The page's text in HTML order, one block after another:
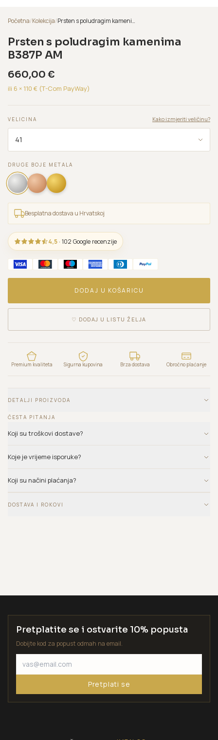
Početna/Kolekcija/ Prsten s poludragim kamenima B387P AM
Prsten s poludragim kamenima
B387P AM
660,00 €
ili 6 × 110 € (T-Com PayWay)
VELICINA Kako izmjeriti veličinu?
DRUGE BOJE METALA
Besplatna dostava u Hrvatskoj
4,5 · 102 Google recenzije
DODAJ U KOŠARICU
♡ DODAJ U LISTU ŽELJA
Premium kvaliteta Sigurna kupovina Brza dostava Obročno plaćanje
DETALJI PROIZVODA
ČESTA PITANJA
Koji su troškovi dostave?
Koje je vrijeme isporuke?
Koji su načini plaćanja?
DOSTAVA I ROKOVI
Pretplatite se i ostvarite 10% popusta
Dobijte kod za popust odmah na email.
Pretplati se